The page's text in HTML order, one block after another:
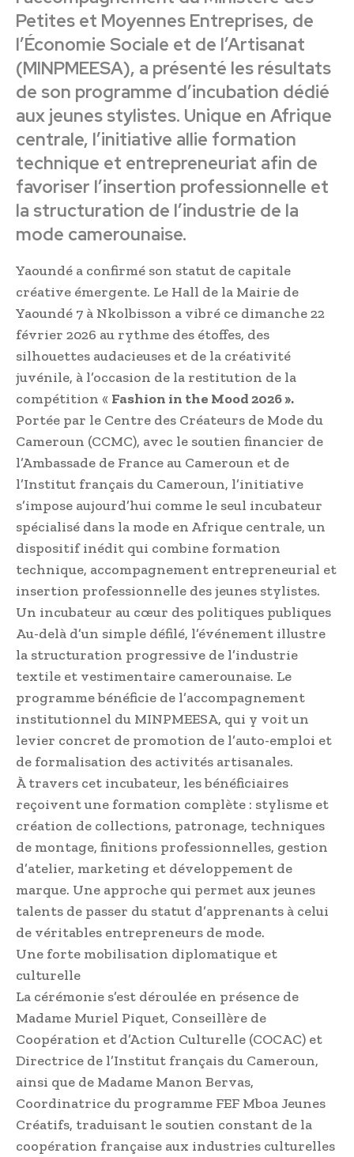
Petites et Moyennes Entreprises, de
l’Économie Sociale et de l’Artisanat
(MINPMEESA), a présenté les résultats
de son programme d’incubation dédié
aux jeunes stylistes. Unique en Afrique
centrale, l’initiative allie formation
technique et entrepreneuriat afin de
favoriser l’insertion professionnelle et
la structuration de l’industrie de la
mode camerounaise.
Yaoundé a confirmé son statut de capitale
créative émergente. Le Hall de la Mairie de
Yaoundé 7 à Nkolbisson a vibré ce dimanche 22
février 2026 au rythme des étoffes, des
silhouettes audacieuses et de la créativité
juvénile, à l’occasion de la restitution de la
compétition « Fashion in the Mood 2026 ».
Portée par le Centre des Créateurs de Mode du
Cameroun (CCMC), avec le soutien financier de
l’Ambassade de France au Cameroun et de
l’Institut français du Cameroun, l’initiative
s’impose aujourd’hui comme le seul incubateur
spécialisé dans la mode en Afrique centrale, un
dispositif inédit qui combine formation
technique, accompagnement entrepreneurial et
insertion professionnelle des jeunes stylistes.
Un incubateur au cœur des politiques publiques
Au-delà d’un simple défilé, l’événement illustre
la structuration progressive de l’industrie
textile et vestimentaire camerounaise. Le
programme bénéficie de l’accompagnement
institutionnel du MINPMEESA, qui y voit un
levier concret de promotion de l’auto-emploi et
de formalisation des activités artisanales.
À travers cet incubateur, les bénéficiaires
reçoivent une formation complète : stylisme et
création de collections, patronage, techniques
de montage, finitions professionnelles, gestion
d’atelier, marketing et développement de
marque. Une approche qui permet aux jeunes
talents de passer du statut d’apprenants à celui
de véritables entrepreneurs de mode.
Une forte mobilisation diplomatique et
culturelle
La cérémonie s’est déroulée en présence de
Madame Muriel Piquet, Conseillère de
Coopération et d’Action Culturelle (COCAC) et
Directrice de l’Institut français du Cameroun,
ainsi que de Madame Manon Bervas,
Coordinatrice du programme FEF Mboa Jeunes
Créatifs, traduisant le soutien constant de la
coopération française aux industries culturelles